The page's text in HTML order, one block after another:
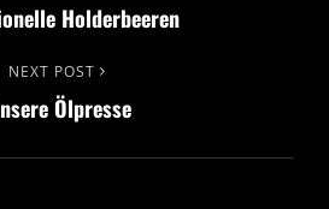
Holderbeeren
NEXT POST
Ölpresse